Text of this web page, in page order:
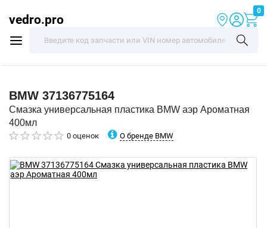
vedro.pro
0
BMW 37136775164
Смазка универсальная пластика BMW аэр Ароматная
400мл
0 оценок О бренде BMW